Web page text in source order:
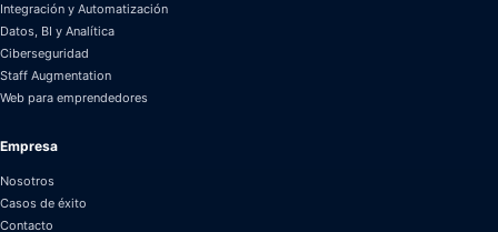
Integración y Automatización
Datos, BI y Analítica
Ciberseguridad
Staff Augmentation
Web para emprendedores
Empresa
Nosotros
Casos de éxito
Contacto